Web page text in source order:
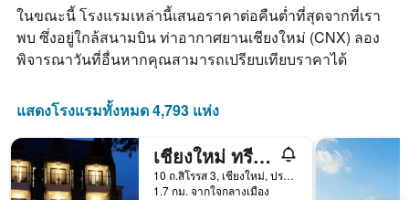
ของ
ห้อง
พัก
ในขณะนี้ โรงแรมเหล่านี้เสนอราคาต่อคืนต่ำที่สุดจากที่เรา
พบ ซึ่งอยู่ใกล้สนามบิน ท่าอากาศยานเชียงใหม่ (CNX) ลอง
พิจารณาวันที่อื่นหากคุณสามารถเปรียบเทียบราคาได้
แสดงโรงแรมทั้งหมด 4,793 แห่ง
เชียงใหม่ ทรี โฮสเทล
10 ถ.สิโรรส 3, เชียงใหม่, ประเทศไทย
1.7 กม. จากใจกลางเมือง